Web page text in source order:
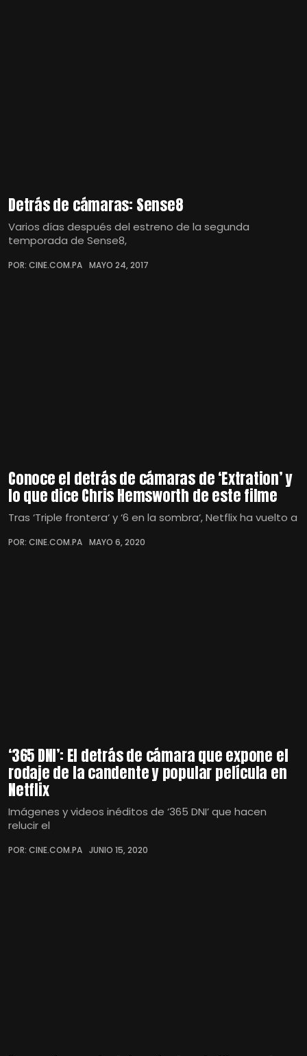
Detrás de cámaras: Sense8
Varios días después del estreno de la segunda
temporada de Sense8,
POR: CINE.COM.PA MAYO 24, 2017
Conoce el detrás de cámaras de ‘Extration’ y
lo que dice Chris Hemsworth de este filme
Tras ‘Triple frontera‘ y ‘6 en la sombra‘, Netflix ha vuelto a
POR: CINE.COM.PA MAYO 6, 2020
‘365 DNI’: El detrás de cámara que expone el
rodaje de la candente y popular película en
Netflix
Imágenes y videos inéditos de ‘365 DNI’ que hacen
relucir el
POR: CINE.COM.PA JUNIO 15, 2020